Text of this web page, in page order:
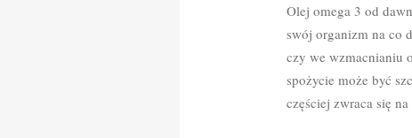
Olej omega 3 od
swój organizm na co
czy we wzmacnianiu
spożycie może być
częściej zwraca się